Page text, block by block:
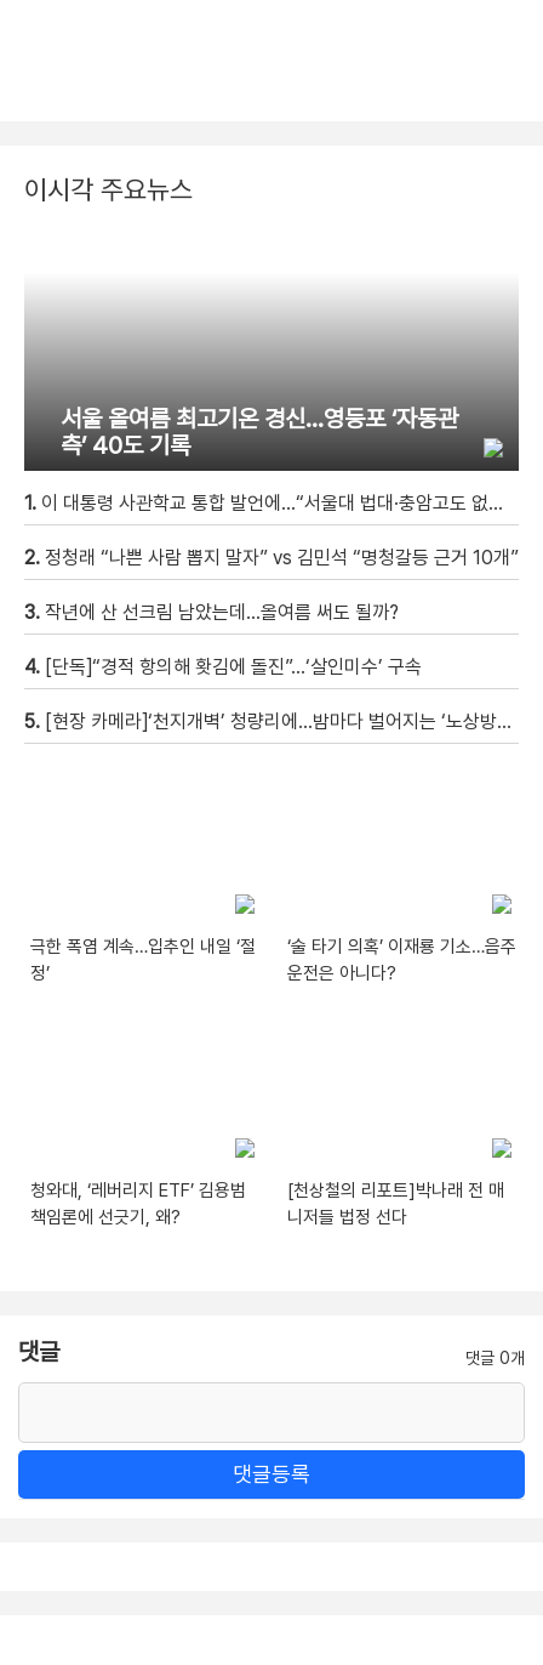
이시각 주요뉴스
서울 올여름 최고기온 경신…영등포 ‘자동관
측’ 40도 기록
1. 이 대통령 사관학교 통합 발언에…“서울대 법대·충암고도 없애나”
2. 정청래 “나쁜 사람 뽑지 말자” vs 김민석 “명청갈등 근거 10개”
3. 작년에 산 선크림 남았는데…올여름 써도 될까?
4. [단독]“경적 항의해 홧김에 돌진”…‘살인미수’ 구속
5. [현장 카메라]‘천지개벽’ 청량리에…밤마다 벌어지는 ‘노상방뇨 전쟁’
극한 폭염 계속…입추인 내일 ‘절
정’
‘술 타기 의혹’ 이재룡 기소…음주
운전은 아니다?
청와대, ‘레버리지 ETF’ 김용범
책임론에 선긋기, 왜?
[천상철의 리포트]박나래 전 매
니저들 법정 선다
댓글 댓글 0개
댓글등록